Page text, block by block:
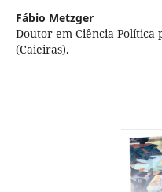
Fábio Metzger
Doutor em Ciência Política
(Caieiras).